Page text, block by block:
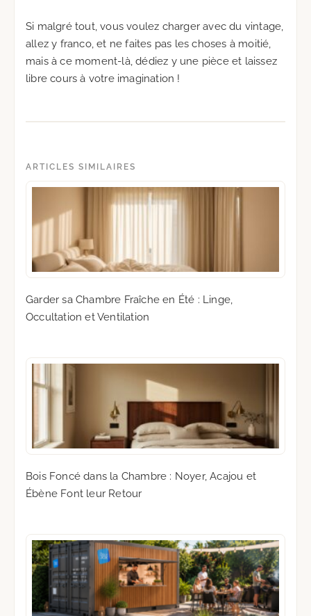
Si malgré tout, vous voulez charger avec du vintage,
allez y franco, et ne faites pas les choses à moitié,
mais à ce moment-là, dédiez y une pièce et laissez
libre cours à votre imagination !
ARTICLES SIMILAIRES
Garder sa Chambre Fraîche en Été : Linge,
Occultation et Ventilation
Bois Foncé dans la Chambre : Noyer, Acajou et
Ébène Font leur Retour